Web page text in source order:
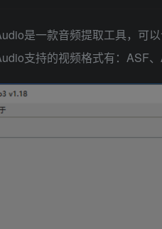
是一款音频提取工具，可
支持的视频格式有：ASF